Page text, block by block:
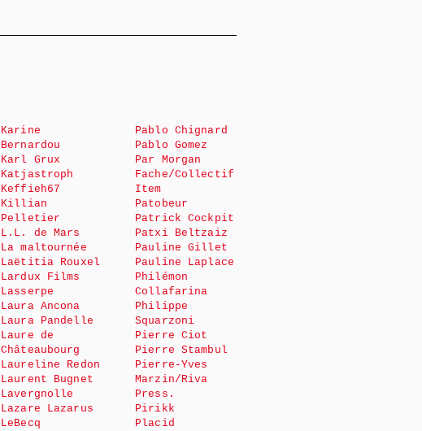
Karine
Bernardou
Karl Grux
Katjastroph
Keffieh67
Killian
Pelletier
L.L. de Mars
La maltournée
Laëtitia Rouxel
Lardux Films
Lasserpe
Laura Ancona
Laura Pandelle
Laure de
Châteaubourg
Laureline Redon
Laurent Bugnet
Lavergnolle
Lazare Lazarus
LeBecq
Pablo Chignard
Pablo Gomez
Par Morgan
Fache/Collectif
Item
Patobeur
Patrick Cockpit
Patxi Beltzaiz
Pauline Gillet
Pauline Laplace
Philémon
Collafarina
Philippe
Squarzoni
Pierre Ciot
Pierre Stambul
Pierre-Yves
Marzin/Riva
Press.
Pirikk
Placid